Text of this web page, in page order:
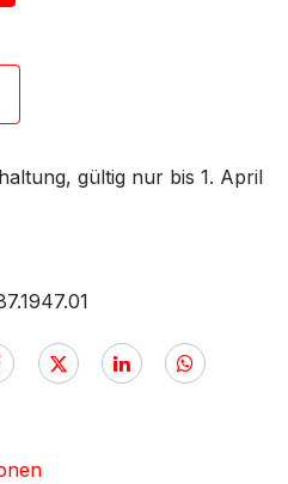
gültig nur bis 1. April